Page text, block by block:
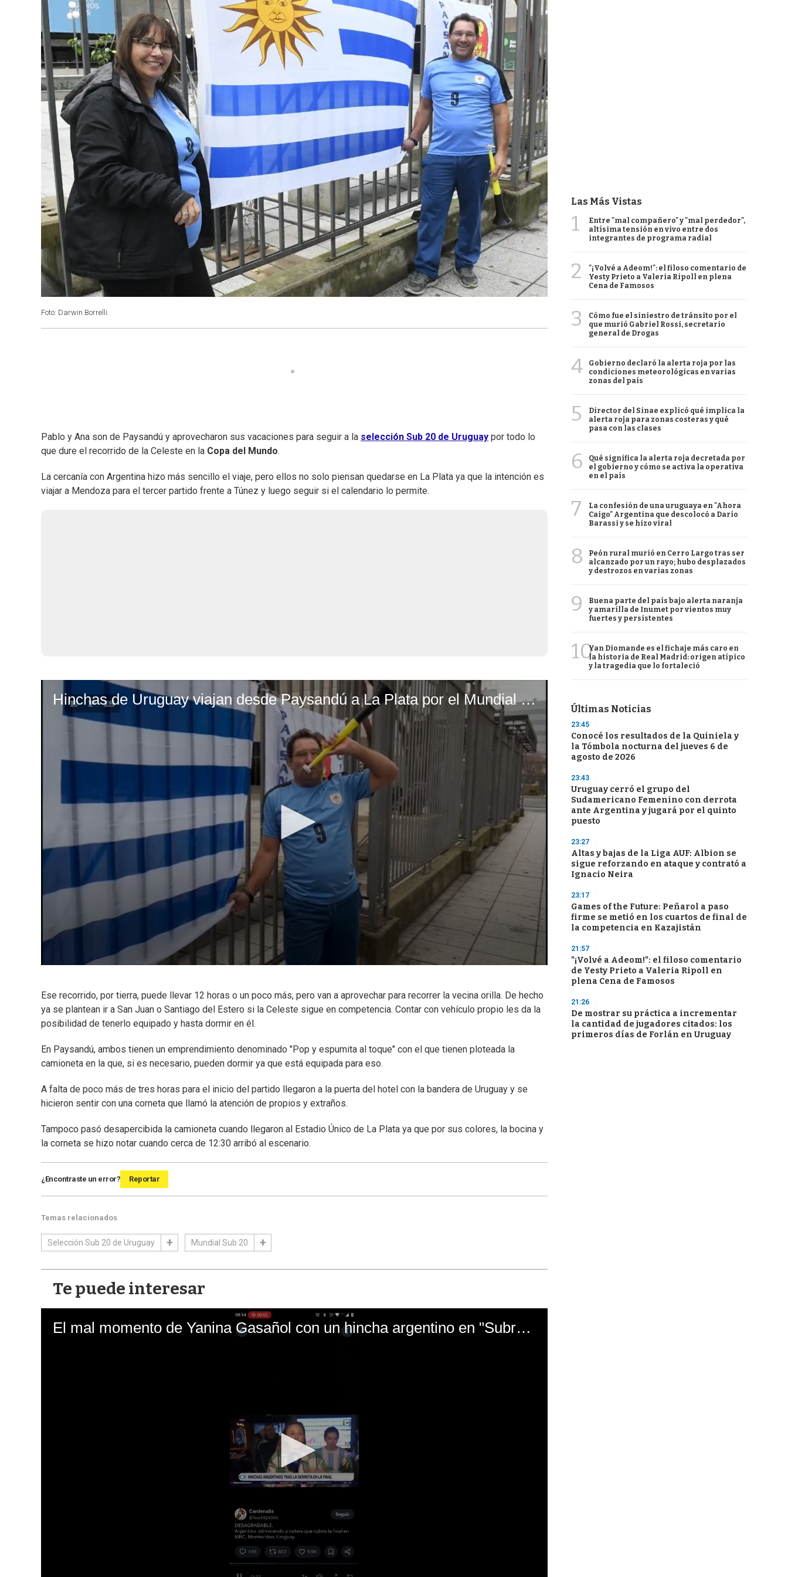
Foto: Darwin Borrelli.
Pablo y Ana son de Paysandú y aprovecharon sus vacaciones para seguir a la selección Sub 20 de Uruguay por todo lo
que dure el recorrido de la Celeste en la Copa del Mundo.
La cercanía con Argentina hizo más sencillo el viaje, pero ellos no solo piensan quedarse en La Plata ya que la intención es
viajar a Mendoza para el tercer partido frente a Túnez y luego seguir si el calendario lo permite.
Ese recorrido, por tierra, puede llevar 12 horas o un poco más, pero van a aprovechar para recorrer la vecina orilla. De hecho
ya se plantean ir a San Juan o Santiago del Estero si la Celeste sigue en competencia. Contar con vehículo propio les da la
posibilidad de tenerlo equipado y hasta dormir en él.
En Paysandú, ambos tienen un emprendimiento denominado "Pop y espumita al toque" con el que tienen ploteada la
camioneta en la que, si es necesario, pueden dormir ya que está equipada para eso.
A falta de poco más de tres horas para el inicio del partido llegaron a la puerta del hotel con la bandera de Uruguay y se
hicieron sentir con una corneta que llamó la atención de propios y extraños.
Tampoco pasó desapercibida la camioneta cuando llegaron al Estadio Único de La Plata ya que por sus colores, la bocina y
la corneta se hizo notar cuando cerca de 12:30 arribó al escenario.
¿Encontraste un error? Reportar
Temas relacionados
Selección Sub 20 de Uruguay Mundial Sub 20
Te puede interesar
El mal momento de Yanina Gasañol con un hincha argentino en "Subrayado"
Las Más Vistas
1
Entre "mal compañero" y "mal perdedor",
altísima tensión en vivo entre dos
integrantes de programa radial
2
"¡Volvé a Adeom!": el filoso comentario de
Yesty Prieto a Valeria Ripoll en plena
Cena de Famosos
3
Cómo fue el siniestro de tránsito por el
que murió Gabriel Rossi, secretario
general de Drogas
4
Gobierno declaró la alerta roja por las
condiciones meteorológicas en varias
zonas del país
5
Director del Sinae explicó qué implica la
alerta roja para zonas costeras y qué
pasa con las clases
6
Qué significa la alerta roja decretada por
el gobierno y cómo se activa la operativa
en el país
7
La confesión de una uruguaya en "Ahora
Caigo" Argentina que descolocó a Darío
Barassi y se hizo viral
8
Peón rural murió en Cerro Largo tras ser
alcanzado por un rayo; hubo desplazados
y destrozos en varias zonas
9
Buena parte del país bajo alerta naranja
y amarilla de Inumet por vientos muy
fuertes y persistentes
10Yan Diomande es el fichaje más caro en
la historia de Real Madrid: origen atípico
y la tragedia que lo fortaleció
Últimas Noticias
23:45
Conocé los resultados de la Quiniela y
la Tómbola nocturna del jueves 6 de
agosto de 2026
23:43
Uruguay cerró el grupo del
Sudamericano Femenino con derrota
ante Argentina y jugará por el quinto
puesto
23:27
Altas y bajas de la Liga AUF: Albion se
sigue reforzando en ataque y contrató a
Ignacio Neira
23:17
Games of the Future: Peñarol a paso
firme se metió en los cuartos de final de
la competencia en Kazajistán
21:57
"¡Volvé a Adeom!": el filoso comentario
de Yesty Prieto a Valeria Ripoll en
plena Cena de Famosos
21:26
De mostrar su práctica a incrementar
la cantidad de jugadores citados: los
primeros días de Forlán en Uruguay